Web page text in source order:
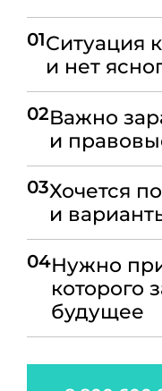
01Ситуация
и нет
02Важно
и
03Хочется
и
04Нужно
которого
будущее